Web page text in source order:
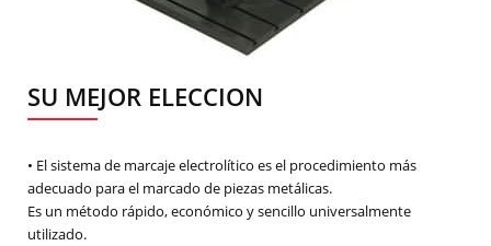
SU MEJOR ELECCION
• El sistema de marcaje electrolítico es el procedimiento más
adecuado para el marcado de piezas metálicas.
Es un método rápido, económico y sencillo universalmente
utilizado.